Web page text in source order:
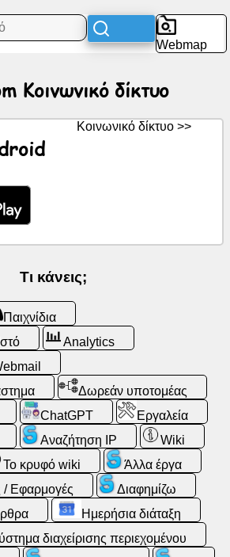
Webmap
Κοινωνικό δίκτυο
Κοινωνικό δίκτυο >>
Τι κάνεις;
Παιχνίδια
Analytics
Δωρεάν υποτομέας
ChatGPT
Εργαλεία
Αναζήτηση IP
Wiki
Το κρυφό wiki
Άλλα έργα
/ Εφαρμογές
Διαφημίζω
Ημερήσια διάταξη
διαχείρισης περιεχομένου